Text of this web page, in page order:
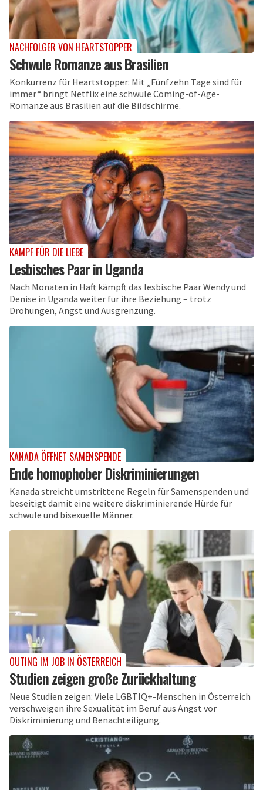
NACHFOLGER VON HEARTSTOPPER
Schwule Romanze aus Brasilien
Konkurrenz für Heartstopper: Mit „Fünfzehn Tage sind für
immer“ bringt Netflix eine schwule Coming-of-Age-
Romanze aus Brasilien auf die Bildschirme.
KAMPF FÜR DIE LIEBE
Lesbisches Paar in Uganda
Nach Monaten in Haft kämpft das lesbische Paar Wendy und
Denise in Uganda weiter für ihre Beziehung – trotz
Drohungen, Angst und Ausgrenzung.
KANADA ÖFFNET SAMENSPENDE
Ende homophober Diskriminierungen
Kanada streicht umstrittene Regeln für Samenspenden und
beseitigt damit eine weitere diskriminierende Hürde für
schwule und bisexuelle Männer.
OUTING IM JOB IN ÖSTERREICH
Studien zeigen große Zurückhaltung
Neue Studien zeigen: Viele LGBTIQ+-Menschen in Österreich
verschweigen ihre Sexualität im Beruf aus Angst vor
Diskriminierung und Benachteiligung.